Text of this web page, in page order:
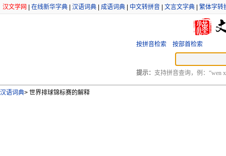
汉文学网 在线新华字典 汉语词典 成语词典 中文转拼音 文言文字典 繁体字转
按拼音检索 按部首检索
提示： 支持拼音查询，例：“wen
汉语词典> 世界排球锦标赛的解释